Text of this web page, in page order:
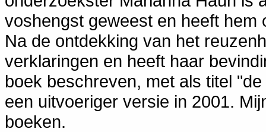
voshengst geweest en heeft
Na de ontdekking van het
verklaringen en heeft haar
boek beschreven, met als titel
een uitvoeriger versie in 2001.
boeken.